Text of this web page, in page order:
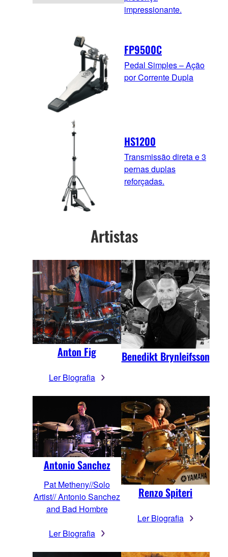
impressionante.
FP9500C
Pedal Simples – Ação
por Corrente Dupla
HS1200
Transmissão direta e 3
pernas duplas
reforçadas.
Artistas
Anton Fig
Ler Biografia
Benedikt Brynleifsson
Antonio Sanchez
Pat Metheny//Solo
Artist// Antonio Sanchez
and Bad Hombre
Ler Biografia
Renzo Spiteri
Ler Biografia